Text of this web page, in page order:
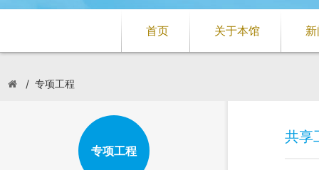
首页 关于本馆
/ 专项工程
专项工程
共享